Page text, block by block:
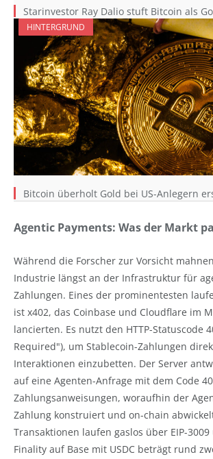
Starinvestor Ray Dalio stuft Bitcoin als
HINTERGRUND
Bitcoin überholt Gold bei US-Anlegern
Agentic Payments: Was der Markt
Während die Forscher zur Vorsicht
Industrie längst an der Infrastruktur für
Zahlungen. Eines der prominentesten
ist x402, das Coinbase und Cloudflare im
lancierten. Es nutzt den HTTP-Statuscode
Required"), um Stablecoin-Zahlungen
Interaktionen einzubetten. Der Server
auf eine Agenten-Anfrage mit dem Code
Zahlungsanweisungen, woraufhin der
Zahlung konstruiert und on-chain
Transaktionen laufen gaslos über EIP-
Finality auf Base mit USDC beträgt rund